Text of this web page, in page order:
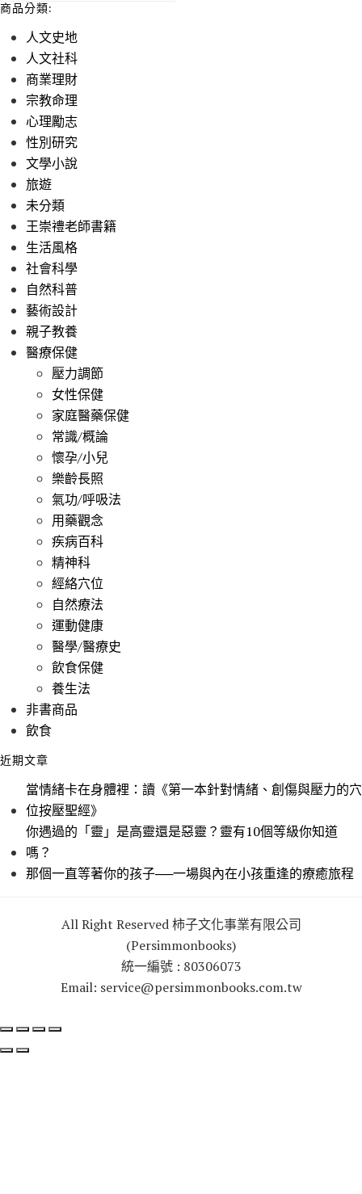
關
鍵
字
商品分類:
人文史地
人文社科
商業理財
宗教命理
心理勵志
性別研究
文學小說
旅遊
未分類
王崇禮老師書籍
生活風格
社會科學
自然科普
藝術設計
親子教養
醫療保健
壓力調節
女性保健
家庭醫藥保健
常識/概論
懷孕/小兒
樂齡長照
氣功/呼吸法
用藥觀念
疾病百科
精神科
經絡穴位
自然療法
運動健康
醫學/醫療史
飲食保健
養生法
非書商品
飲食
近期文章
當情緒卡在身體裡：讀《第一本針對情緒、創傷與壓力的穴
位按壓聖經》
你遇過的「靈」是高靈還是惡靈？靈有10個等級你知道
嗎？
那個一直等著你的孩子──一場與內在小孩重逢的療癒旅程
All Right Reserved 柿子文化事業有限公司
(Persimmonbooks)
統一編號 : 80306073
Email: service@persimmonbooks.com.tw